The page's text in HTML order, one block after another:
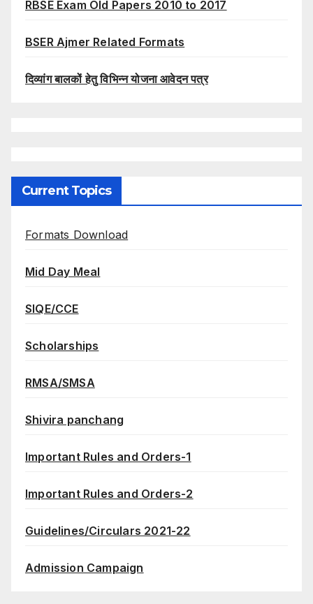
RBSE Exam Old Papers 2010 to 2017
BSER Ajmer Related Formats
दिव्यांग बालकों हेतु विभिन्न योजना आवेदन पत्र
Current Topics
Formats Download
Mid Day Meal
SIQE/CCE
Scholarships
RMSA/SMSA
Shivira panchang
Important Rules and Orders-1
Important Rules and Orders-2
Guidelines/Circulars 2021-22
Admission Campaign